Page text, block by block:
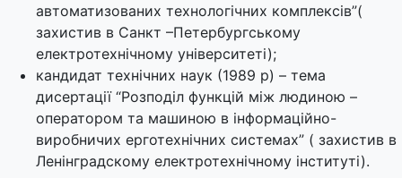
автоматизованих технологічних комплексів”(
захистив в Санкт –Петербургському
електротехнічному університеті);
кандидат технічних наук (1989 р) – тема
дисертації “Розподіл функцій між людиною –
оператором та машиною в інформаційно-
виробничих ерготехнічних системах” ( захистив в
Ленінградскому електротехнічному інституті).